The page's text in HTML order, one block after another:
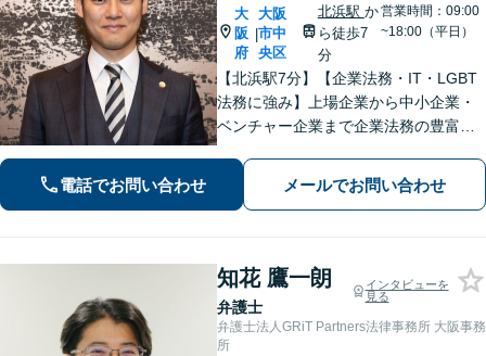
大
阪
府
|
大阪
市中
央区
北浜駅 か
ら徒歩7
分
営業時間：09:00
~18:00（平日）
【北浜駅7分】【企業法務・IT・LGBT
法務に強み】上場企業から中小企業・
ベンチャー企業まで企業法務の豊富な
BT法務にも精通。【休日・夜間相談
可】専門的知見から次の一歩を迅速に
電話でお問い合わせ メールでお問い合わせ
知花 鷹一朗
弁護士
インタビューを
見る
弁護士法人GRiT Partners法律事務所 大阪事務
所